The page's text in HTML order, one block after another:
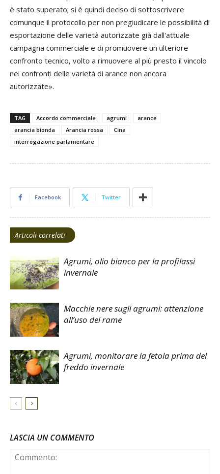
è stato superato; si è quindi deciso di sottoscrivere
comunque il protocollo per non pregiudicare le possibilità di
esportazione delle varietà autorizzate già dall'attuale
campagna commerciale e di promuovere un ulteriore
confronto tecnico, volto a rimuovere al più presto il vincolo
nei confronti delle varietà di arance non ancora
autorizzate».
TAG Accordo commerciale agrumi
arance
arancia bionda
Arancia rossa
Cina
interrogazione parlamentare
Facebook Twitter
Articoli correlati
Agrumi, olio bianco per la profilassi
invernale
Macchie nere sugli agrumi: attenzione
all’uso del rame
Agrumi, monitorare la fetola prima del
freddo invernale
LASCIA UN COMMENTO